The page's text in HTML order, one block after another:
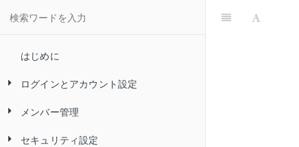
はじめに
ログインとアカウント設定
Convi.BASE にログインする
Convi.BASE からログアウトする
メンバー管理
メンバーを追加する（アカウントの
セキュリティ設定